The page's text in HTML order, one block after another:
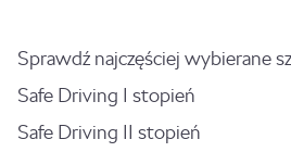
Sprawdź najczęściej wybierane
Safe Driving I stopień
Safe Driving II stopień